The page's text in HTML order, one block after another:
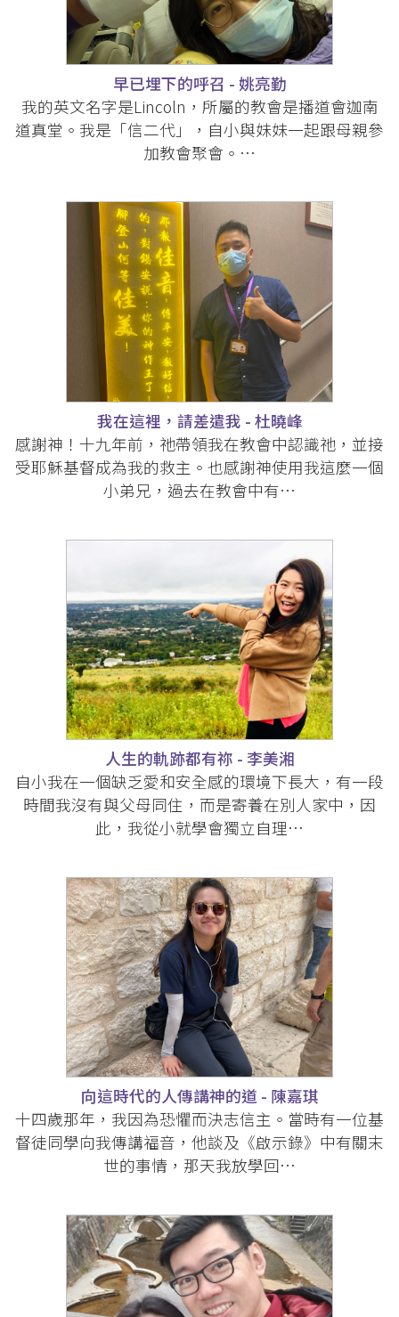
早已埋下的呼召 - 姚亮勤
我的英文名字是Lincoln，所屬的教會是播道會迦南
道真堂。我是「信二代」，自小與妹妹一起跟母親參
加教會聚會。…
我在這裡，請差遣我 - 杜曉峰
感謝神！十九年前，祂帶領我在教會中認識祂，並接
受耶穌基督成為我的救主。也感謝神使用我這麼一個
小弟兄，過去在教會中有…
人生的軌跡都有祢 - 李美湘
自小我在一個缺乏愛和安全感的環境下長大，有一段
時間我沒有與父母同住，而是寄養在別人家中，因
此，我從小就學會獨立自理…
向這時代的人傳講神的道 - 陳嘉琪
十四歲那年，我因為恐懼而決志信主。當時有一位基
督徒同學向我傳講福音，他談及《啟示錄》中有關末
世的事情，那天我放學回…